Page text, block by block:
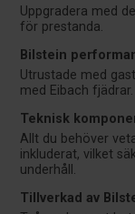
Uppgradera med
för prestanda.
Bilstein
Utrustade med
med Eibach fjädrar.
Teknisk
Allt du behöver
inkluderat, vilket
underhåll.
Tillverkad av